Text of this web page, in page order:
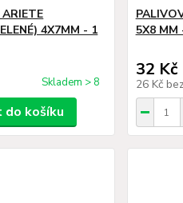
4X7MM - 1
Skladem > 8
do košíku
5X8 MM
32 Kč
26 Kč